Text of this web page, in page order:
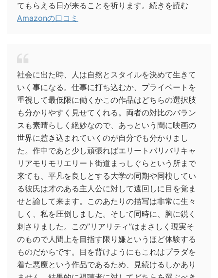
てもらえる日が来ることを祈ります。続きを読む
Amazonの口コミ
社会に出た時、人は自然とスタイルを決めて生きて
いく事になる。仕事に打ち込むか、プライベートを
重視して最低限に働くかこの作品はどちらの選択肢
も分かりやすく見せてくれる。両者の対比のバラン
スも素晴らしく絶妙なので、あっという間に映画の
世界に惹き込まれていくのが自分でも分かりまし
た。作中であと少し頑張ればエリートバリバリキャ
リアモリモリエリート街道まっしぐらという所まで
来ても、平凡を良しとする大学の同期や同棲してい
る彼氏は才のある主人公に対して遠回しに目を覚ま
せと諭して来ます。このあたりの描写は非常に生々
しく、私を圧倒しました。そして同時に、胸に鋭く
刺さりました。この”リアリティ”はまさしく現実そ
のもので人間上を目指す限り嫌というほど体験する
ものだからです。目を背けようにもこれはプラダを
着た悪魔という作品であるため、見続けるしかあり